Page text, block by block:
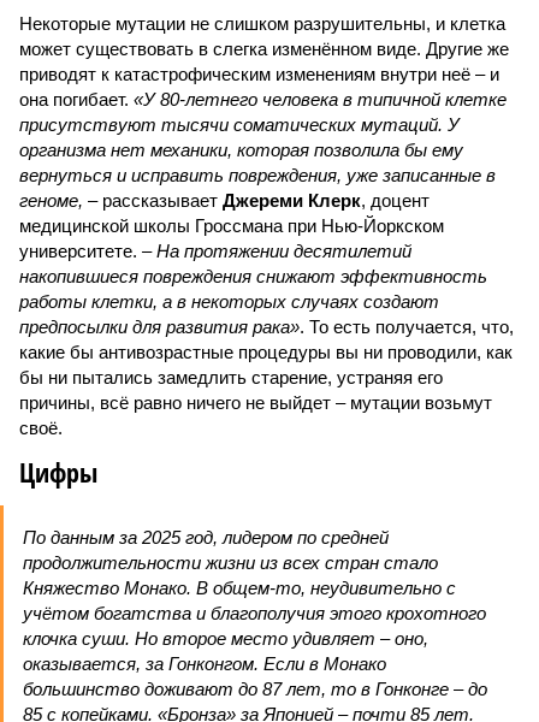
Некоторые мутации не слишком разрушительны, и клетка
может существовать в слегка изменённом виде. Другие же
приводят к катастрофическим изменениям внутри неё – и
она погибает. «У 80-летнего человека в типичной клетке
присутствуют тысячи соматических мутаций. У
организма нет механики, которая позволила бы ему
вернуться и исправить повреждения, уже записанные в
геноме, – рассказывает Джереми Клерк, доцент
медицинской школы Гроссмана при Нью-Йоркском
университете. – На протяжении десятилетий
накопившиеся повреждения снижают эффективность
работы клетки, а в некоторых случаях создают
предпосылки для развития рака». То есть получается, что,
какие бы антивозрастные процедуры вы ни проводили, как
бы ни пытались замедлить старение, устраняя его
причины, всё равно ничего не выйдет – мутации возьмут
своё.
Цифры
По данным за 2025 год, лидером по средней
продолжительности жизни из всех стран стало
Княжество Монако. В общем-то, неудивительно с
учётом богатства и благополучия этого крохотного
клочка суши. Но второе место удивляет – оно,
оказывается, за Гонконгом. Если в Монако
большинство доживают до 87 лет, то в Гонконге – до
85 с копейками. «Бронза» за Японией – почти 85 лет.